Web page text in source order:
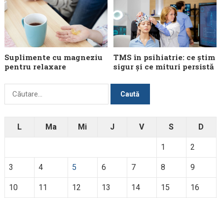
Suplimente cu magneziu
pentru relaxare
TMS în psihiatrie: ce știm
sigur și ce mituri persistă
L Ma Mi J V S D
1 2
3 4 5 6 7 8 9
10 11 12 13 14 15 16